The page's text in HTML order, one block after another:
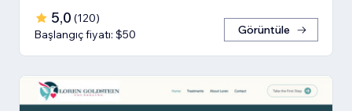
5,0 (120)
Başlangıç fiyatı: $50
Görüntüle